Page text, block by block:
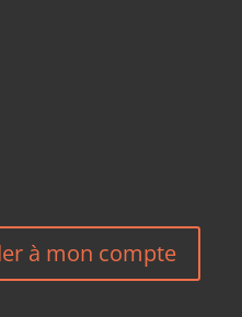
à mon compte